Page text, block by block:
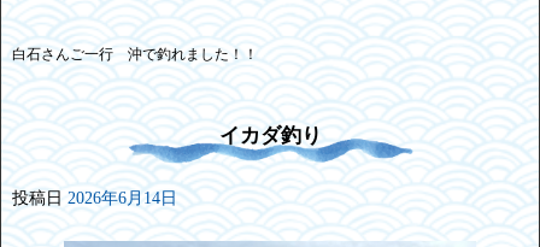
白石さんご一行 沖で釣れました！！
イカダ釣り
投稿日 2026年6月14日